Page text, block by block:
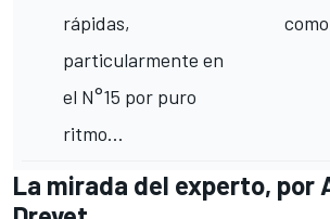
rápidas,
particularmente en
el N°15 por puro
ritmo...
La mirada del experto, por